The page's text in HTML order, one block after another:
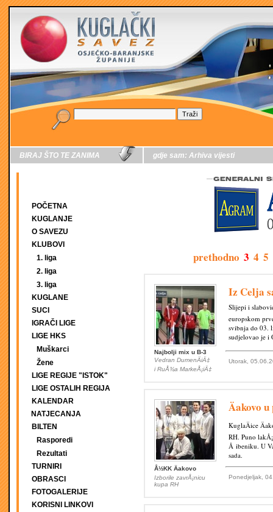
BIRAJ ŠTO TE ZANIMA
POČETNA
KUGLANJE
O SAVEZU
KLUBOVI
1. liga
2. liga
3. liga
KUGLANE
SUCI
IGRAČI LIGE
LIGE HKS
Muškarci
Žene
LIGE REGIJE "ISTOK"
LIGE OSTALIH REGIJA
KALENDAR
NATJECANJA
BILTEN
Rasporedi
Rezultati
TURNIRI
OBRASCI
FOTOGALERIJE
KORISNI LINKOVI
gdje sam: Arhiva vijesti
prethodno 3 4 5
Najbolji mix u B-3
Vedran DumenÄiÄ‡
i RuÅ¾a MarkeÅ¡iÄ‡
Iz Celja
Slijepi i
europskom
svibnja do 03.
sudjelovao je i
Utorak,
Å½KK Äakovo
Izborile zavrÅ¡nicu
kupa RH
Äakovo
KuglaÄice
RH. Puno
Å ibeniku. U
sada.
Ponedjeljak,